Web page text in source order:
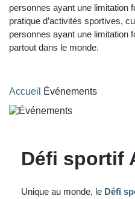
personnes ayant une limitation
pratique d’activités sportives,
personnes ayant une limitation
partout dans le monde.
Accueil Événements
Défi sportif
Unique au monde, le Défi